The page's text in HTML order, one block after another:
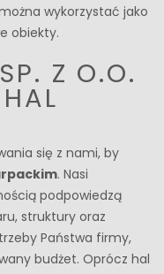
wykorzystać jako
obiekty.
Z O.O.
się z nami, by
. Nasi
podpowiedzą
struktury oraz
Państwa firmy,
budżet. Oprócz hal